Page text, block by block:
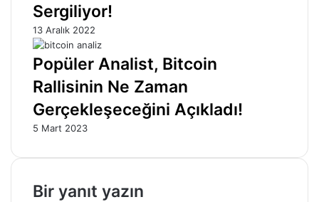
Sergiliyor!
13 Aralık 2022
Popüler Analist, Bitcoin
Rallisinin Ne Zaman
Gerçekleşeceğini Açıkladı!
5 Mart 2023
Bir yanıt yazın